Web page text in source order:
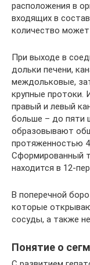
расположения в
входящих в
количество
При выходе в
дольки печени,
междольковые,
крупные протоки.
правый и левый
больше – до пяти
образовывают
протяженностью
Сформированный
находится в 12-
В поперечной
которые
сосуды, а также
Понятие о